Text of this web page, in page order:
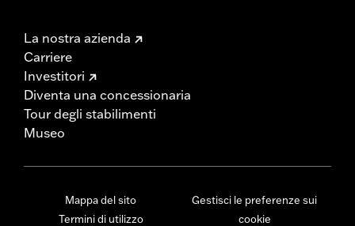
La nostra azienda
Carriere
Investitori
Diventa una concessionaria
Tour degli stabilimenti
Museo
Mappa del sito
Termini di utilizzo
Gestisci le preferenze sui
cookie